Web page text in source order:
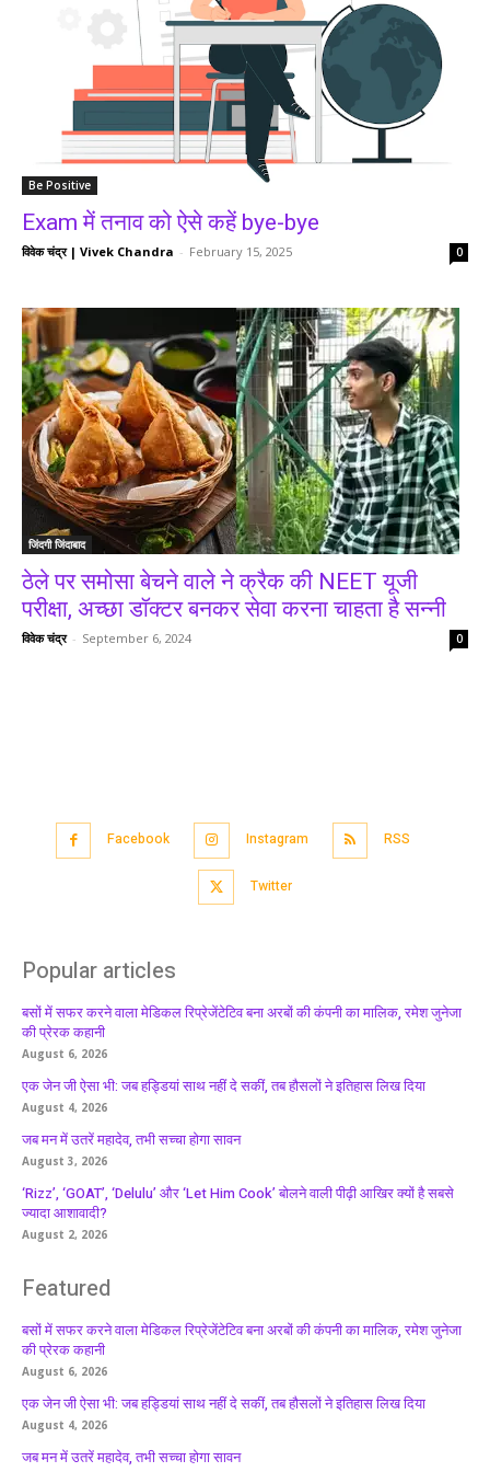
Be Positive
Exam में तनाव को ऐसे कहें bye-bye
विवेक चंद्र | Vivek Chandra - February 15, 2025 0
जिंदगी जिंदाबाद
ठेले पर समोसा बेचने वाले ने क्रैक की NEET यूजी
परीक्षा, अच्छा डॉक्टर बनकर सेवा करना चाहता है सन्नी
विवेक चंद्र - September 6, 2024 0
Facebook Instagram RSS
Twitter
Popular articles
बसों में सफर करने वाला मेडिकल रिप्रेजेंटेटिव बना अरबों की कंपनी का मालिक, रमेश जुनेजा
की प्रेरक कहानी
August 6, 2026
एक जेन जी ऐसा भी: जब हड्डियां साथ नहीं दे सकीं, तब हौसलों ने इतिहास लिख दिया
August 4, 2026
जब मन में उतरें महादेव, तभी सच्चा होगा सावन
August 3, 2026
‘Rizz’, ‘GOAT’, ‘Delulu’ और ‘Let Him Cook’ बोलने वाली पीढ़ी आखिर क्यों है सबसे
ज्यादा आशावादी?
August 2, 2026
Featured
बसों में सफर करने वाला मेडिकल रिप्रेजेंटेटिव बना अरबों की कंपनी का मालिक, रमेश जुनेजा
की प्रेरक कहानी
August 6, 2026
एक जेन जी ऐसा भी: जब हड्डियां साथ नहीं दे सकीं, तब हौसलों ने इतिहास लिख दिया
August 4, 2026
जब मन में उतरें महादेव, तभी सच्चा होगा सावन